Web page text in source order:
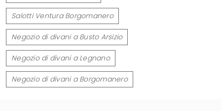
Salotti Ventura Borgomanero
Negozio di divani a Busto Arsizio
Negozio di divani a Legnano
Negozio di divani a Borgomanero